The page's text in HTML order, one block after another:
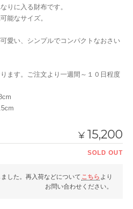
りに入る財布です。
能なサイズ。
愛い、シンプルでコンパクトなおさい
ます。ご注文より一週間～１０日程度
¥ 15,200
SOLD OUT
した。再入荷などについて こちら より
お問い合わせください。